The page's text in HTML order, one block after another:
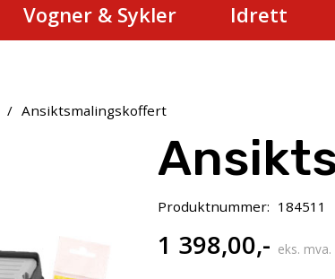
Vogner & Sykler Idrett
/ Ansiktsmalingskoffert
Produktnummer: 184511
1 398,00,- eks. mva.